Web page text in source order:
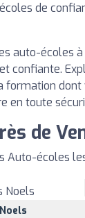
de
auto-écoles
confiante.
formation
en toute
de
Auto-écoles